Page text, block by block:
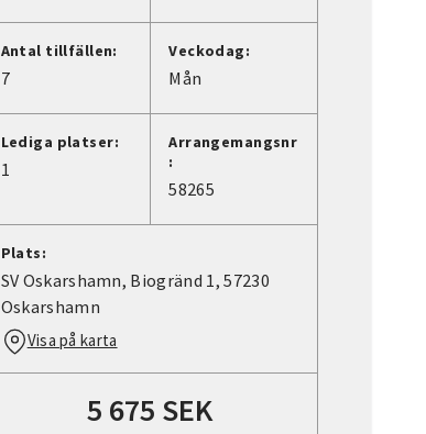
Antal tillfällen:
7
Veckodag:
Mån
Lediga platser:
1
Arrangemangsnr
:
58265
Plats:
SV Oskarshamn, Biogränd 1, 57230
Oskarshamn
Visa på karta
5 675 SEK